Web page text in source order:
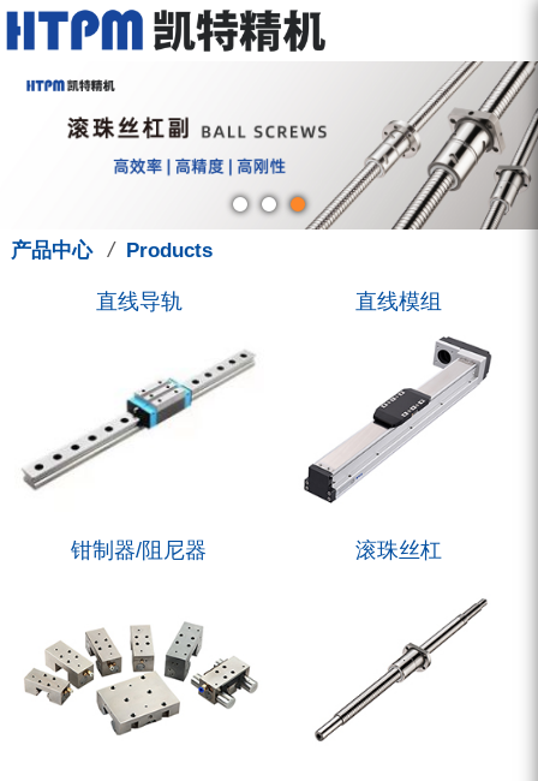
走进凯特
关于我们
品牌故事
人才管理
产品中心
直线导轨
直线模组
钳制器/阻尼器
圆弧导轨
微型导轨
服务中心
型录下载
图型下载
技术支援
新闻中心
新闻动态
展会讯息
凯特学堂
联系我们
联系方式
招聘信息
产品中心 /Products
直线导轨 直线模组
钳制器/阻尼器 滚珠丝杠